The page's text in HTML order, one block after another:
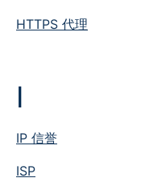
HTTPS 代理
I
IP 信誉
ISP